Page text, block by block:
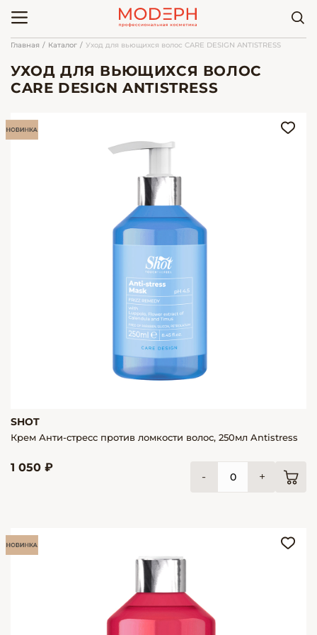
Главная Каталог Уход для вьющихся волос CARE DESIGN ANTISTRESS
УХОД ДЛЯ ВЬЮЩИХСЯ ВОЛОС
CARE DESIGN ANTISTRESS
SHOT
Крем Анти-стресс против ломкости волос, 250мл Antistress
1 050 ₽
- +